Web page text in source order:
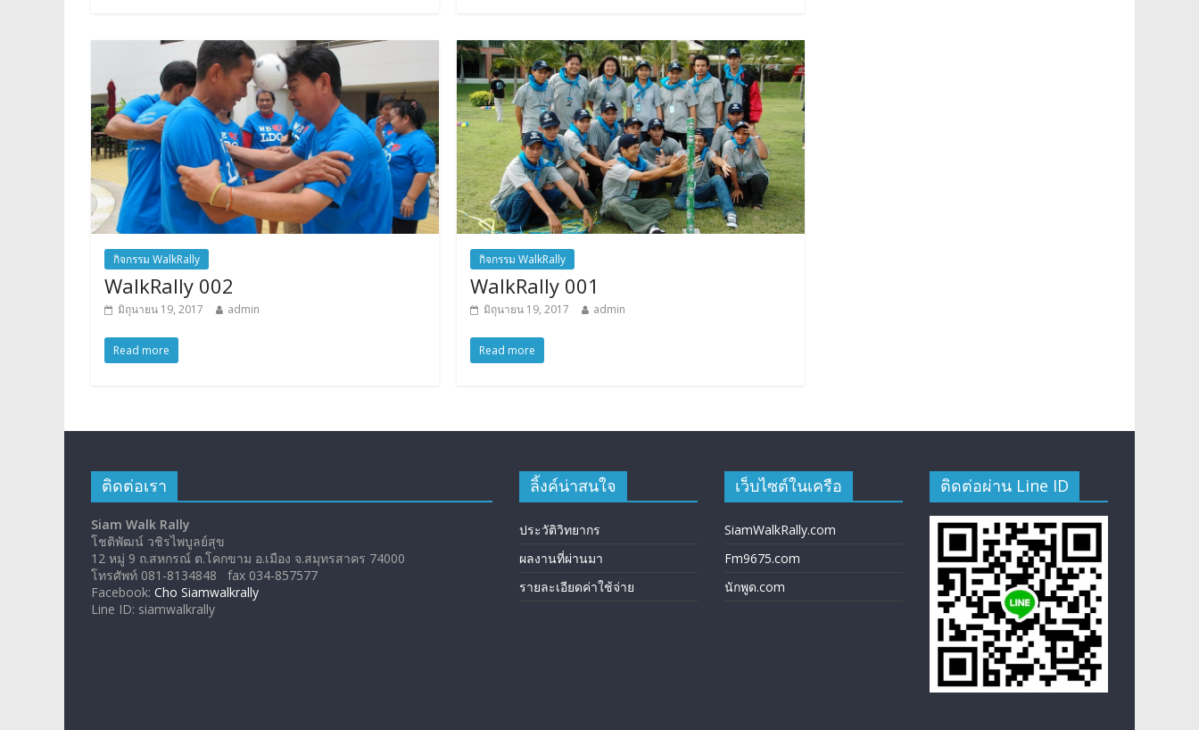
กิจกรรม WalkRally
WalkRally 002
มิถุนายน 19, 2017 admin
Read more
กิจกรรม WalkRally
WalkRally 001
มิถุนายน 19, 2017 admin
Read more
ติดต่อเรา
Siam Walk Rally
โชติพัฒน์ วชิรไพบูลย์สุข
12 หมู่ 9 ถ.สหกรณ์ ต.โคกขาม อ.เมือง จ.สมุทรสาคร 74000
โทรศัพท์ 081-8134848 fax 034-857577
Facebook: Cho Siamwalkrally
Line ID: siamwalkrally
ลิ้งค์น่าสนใจ
ประวัติวิทยากร
ผลงานที่ผ่านมา
รายละเอียดค่าใช้จ่าย
เว็บไซต์ในเครือ
SiamWalkRally.com
Fm9675.com
นักพูด.com
ติดต่อผ่าน Line ID